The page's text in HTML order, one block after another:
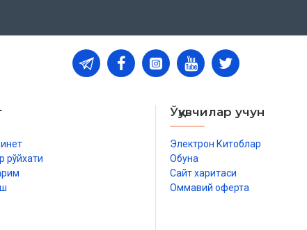
рўйхати
Ўқувчилар учун
Электрон Китоблар
Обуна
Сайт харитаси
Оммавий оферта